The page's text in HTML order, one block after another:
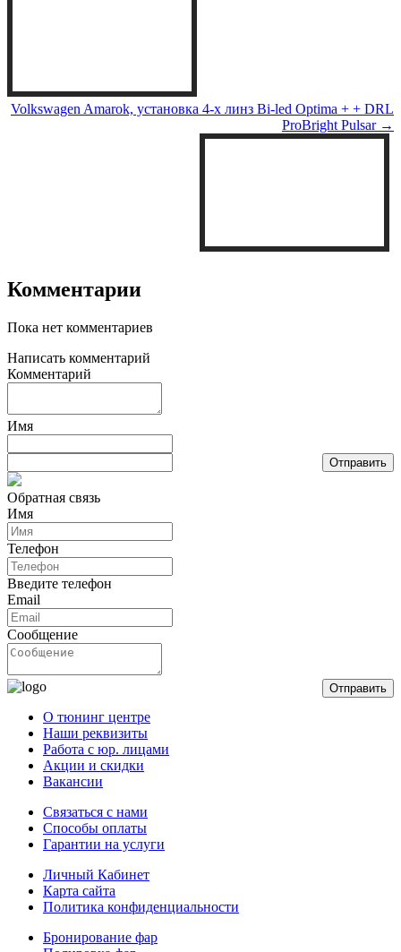
Volkswagen Amarok, установка 4-х линз Bi-led Optima + + DRL
ProBright Pulsar →
Комментарии
Пока нет комментариев
Написать комментарий
Комментарий
Имя
Обратная связь
Имя
Телефон
Введите телефон
Email
Сообщение
Отправить
О тюнинг центре
Наши реквизиты
Работа с юр. лицами
Акции и скидки
Вакансии
Связаться с нами
Способы оплаты
Гарантии на услуги
Личный Кабинет
Карта сайта
Политика конфиденциальности
Бронирование фар